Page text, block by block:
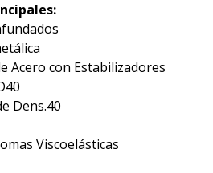
Acero con Estabilizadores
Dens.40
Viscoelásticas